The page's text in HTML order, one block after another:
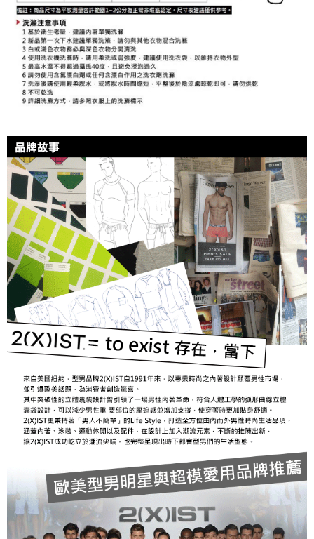
https://aftee.tw/terms/#terms3
３．未成年的使用者請事先徵得法定代理人或監護人之同意方可使用
「AFTEE先享後付」，若未經同意申辦者引起之損失，本公司不負相關責
任。
４．使用「AFTEE先享後付」時，將依據個別帳號之用戶狀況，依本公司即
時審查核予不同之上限額度；若仍有額度不足之情形，本公司將視審查結果
請求用戶進行身份認證。
５．嚴禁一人註冊多個帳號或使用他人資訊註冊。若發現惡意使用之情形，
每筆NT$125
郵局快捷(隔天到貨，需先line@客服通知小編)
每筆NT$100
海外宅配